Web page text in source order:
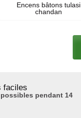
Encens bâtons tulasi
chandan
faciles
pendant 14